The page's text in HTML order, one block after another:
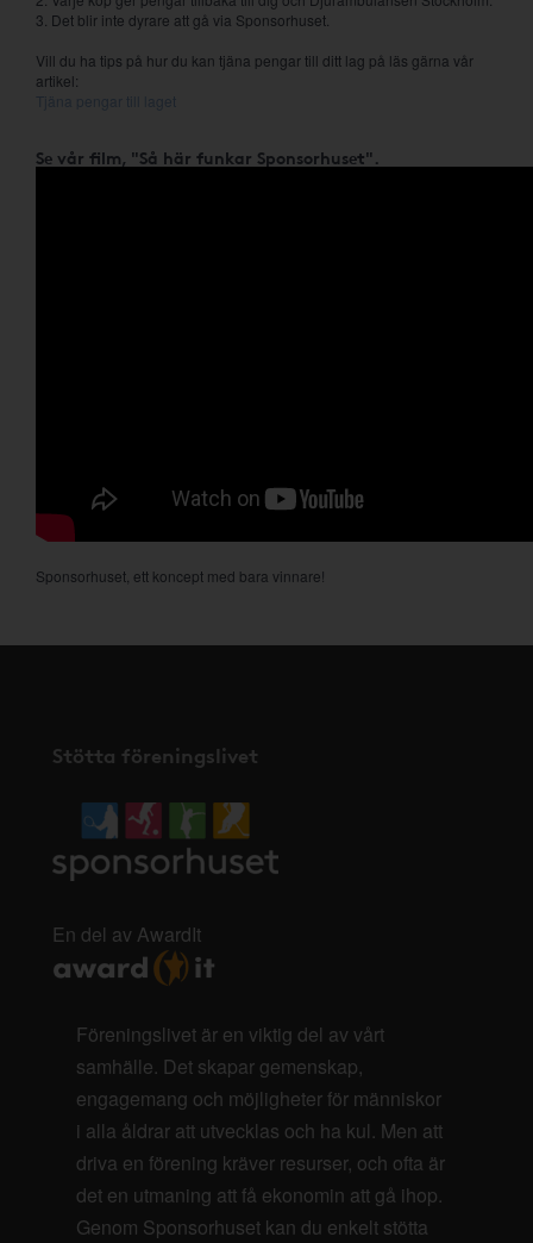
3. Det blir inte dyrare att gå via Sponsorhuset.
Vill du ha tips på hur du kan tjäna pengar till ditt lag på läs gärna vår
artikel:
Tjäna pengar till laget
Se vår film, "Så här funkar Sponsorhuset".
Sponsorhuset, ett koncept med bara vinnare!
Stötta föreningslivet
En del av AwardIt
Föreningslivet är en viktig del av vårt
samhälle. Det skapar gemenskap,
engagemang och möjligheter för människor
i alla åldrar att utvecklas och ha kul. Men att
driva en förening kräver resurser, och ofta är
det en utmaning att få ekonomin att gå ihop.
Genom Sponsorhuset kan du enkelt stötta